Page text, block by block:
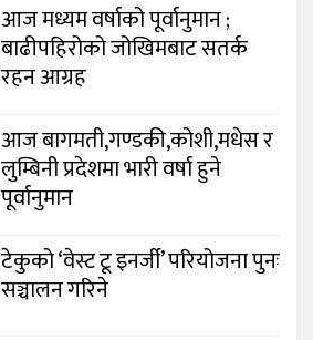
आज मध्यम वर्षाको पूर्वानुमान ;
बाढीपहिरोको जोखिमबाट सतर्क
रहन आग्रह
आज बागमती,गण्डकी,कोशी,मधेस र
लुम्बिनी प्रदेशमा भारी वर्षा हुने
पूर्वानुमान
टेकुको ‘वेस्ट टू इनर्जी’ परियोजना पुनः
सञ्चालन गरिने